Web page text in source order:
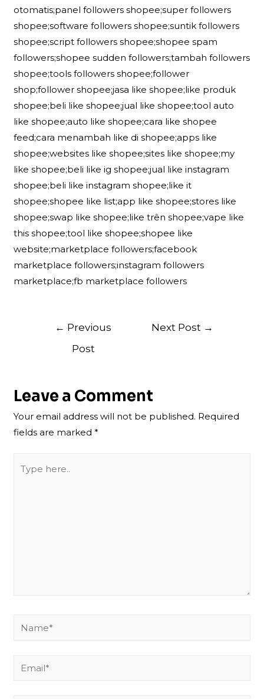
otomatis;panel followers shopee;super followers
shopee;software followers shopee;suntik followers
shopee;script followers shopee;shopee spam
followers;shopee sudden followers;tambah followers
shopee;tools followers shopee;follower
shop;follower shopee;jasa like shopee;like produk
shopee;beli like shopee;jual like shopee;tool auto
like shopee;auto like shopee;cara like shopee
feed;cara menambah like di shopee;apps like
shopee;websites like shopee;sites like shopee;my
like shopee;beli like ig shopee;jual like instagram
shopee;beli like instagram shopee;like it
shopee;shopee like list;app like shopee;stores like
shopee;swap like shopee;like trên shopee;vape like
this shopee;tool like shopee;shopee like
website;marketplace followers;facebook
marketplace followers;instagram followers
marketplace;fb marketplace followers
Post
navigation
← Previous
Post
Next Post →
Leave a Comment
Your email address will not be published. Required
fields are marked*
here..
Name*
Email*